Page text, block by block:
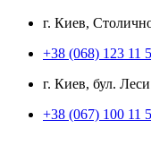
г. Киев,
+38 (068) 123 11
г. Киев, бул.
+38 (067) 100 11